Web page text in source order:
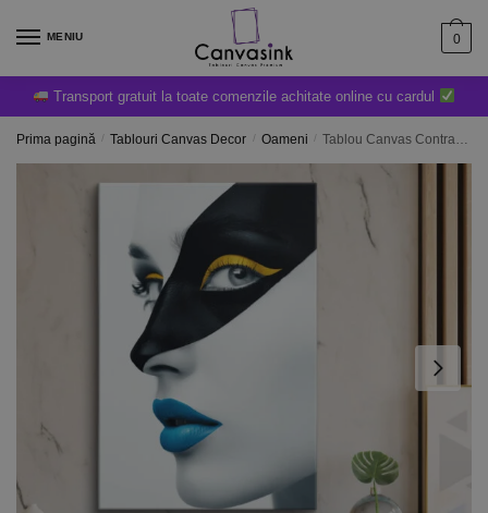
MENIU 0
Transport gratuit la toate comenzile achitate online cu cardul
Prima pagină / Tablouri Canvas Decor / Oameni / Tablou Canvas Contrastul Tăcerii – Diferite dimensiuni